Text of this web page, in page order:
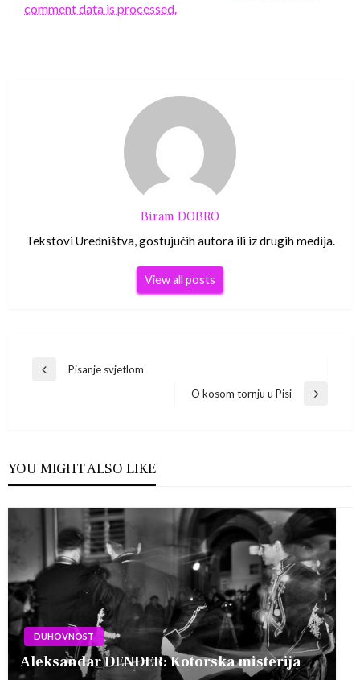
comment data is processed.
Biram DOBRO
Tekstovi Uredništva, gostujućih autora ili iz drugih medija.
View all posts
Navigacija
Previous
Pisanje svjetlom
Next
O kosom tornju u Pisi
YOU MIGHT ALSO LIKE
DUHOVNOST
Aleksandar DENDER: Kotorska misterija